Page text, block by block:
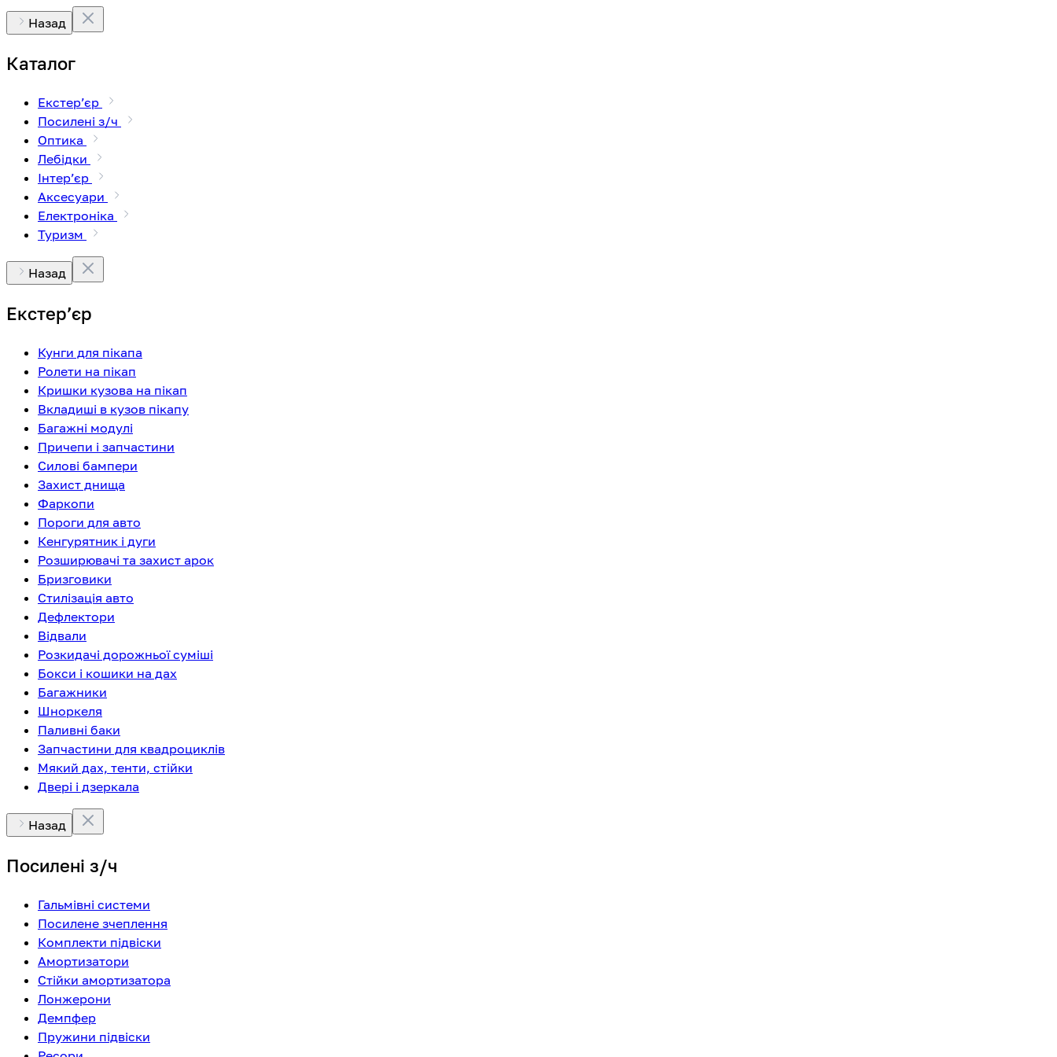
Назад
Каталог
Екстерʼєр
Посилені з/ч
Оптика
Лебідки
Інтерʼєр
Аксесуари
Електроніка
Туризм
Назад
Екстерʼєр
Кунги для пікапа
Ролети на пікап
Кришки кузова на пікап
Вкладиші в кузов пікапу
Багажні модулі
Причепи і запчастини
Силові бампери
Захист днища
Фаркопи
Пороги для авто
Кенгурятник і дуги
Розширювачі та захист арок
Бризговики
Стилізація авто
Дефлектори
Відвали
Розкидачі дорожньої суміші
Бокси і кошики на дах
Багажники
Шноркеля
Паливні баки
Запчастини для квадроциклів
Мякий дах, тенти, стійки
Двері і дзеркала
Назад
Посилені з/ч
Гальмівні системи
Посилене зчеплення
Комплекти підвіски
Амортизатори
Стійки амортизатора
Лонжерони
Демпфер
Пружини підвіски